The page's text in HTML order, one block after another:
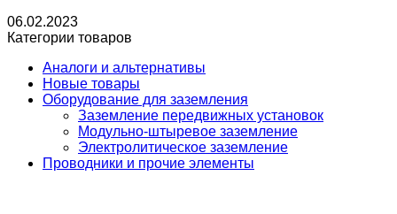
06.02.2023
Категории товаров
Аналоги и альтернативы
Новые товары
Оборудование для заземления
Заземление передвижных установок
Модульно-штыревое заземление
Электролитическое заземление
Проводники и прочие элементы